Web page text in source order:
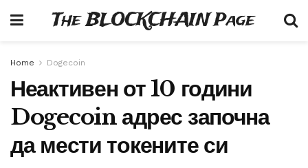
The BLOCKCHAIN Page
Home Dogecoin
Неактивен от 10 години
Dogecoin адрес започна
да мести токените си